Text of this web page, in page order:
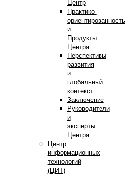
Центр
Практико-
ориентированность
и
Продукты
Центра
Перспективы
развития
и
глобальный
контекст
Заключение
Руководители
и
эксперты
Центра
Центр
информационных
технологий
(ЦИТ)